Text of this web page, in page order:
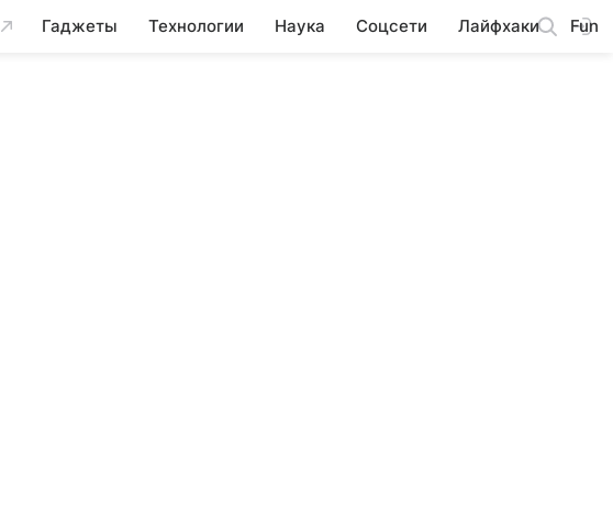
Гаджеты Технологии Наука Соцсети Лайфхаки Fun